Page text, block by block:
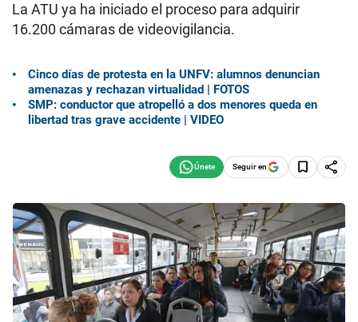
La ATU ya ha iniciado el proceso para adquirir
16.200 cámaras de videovigilancia.
Cinco días de protesta en la UNFV: alumnos denuncian
amenazas y rechazan virtualidad | FOTOS
SMP: conductor que atropelló a dos menores queda en
libertad tras grave accidente | VIDEO
Seguir en